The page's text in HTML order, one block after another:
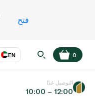
فتح
EN
عر
0
التوصيل غدًا
10:00 – 12:00